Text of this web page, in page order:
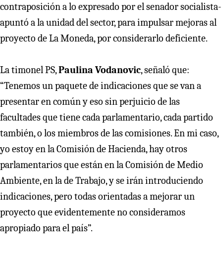
contraposición a lo expresado por el senador socialista-
apuntó a la unidad del sector, para impulsar mejoras al
proyecto de La Moneda, por considerarlo deficiente.
La timonel PS,Paulina Vodanovic, señaló que:
“Tenemos un paquete de indicaciones que se van a
presentar en común y eso sin perjuicio de las
facultades que tiene cada parlamentario, cada partido
también, o los miembros de las comisiones. En mi caso,
yo estoy en la Comisión de Hacienda, hay otros
parlamentarios que están en la Comisión de Medio
Ambiente, en la de Trabajo, y se irán introduciendo
indicaciones, pero todas orientadas a mejorar un
proyecto que evidentemente no consideramos
apropiado para el país”.